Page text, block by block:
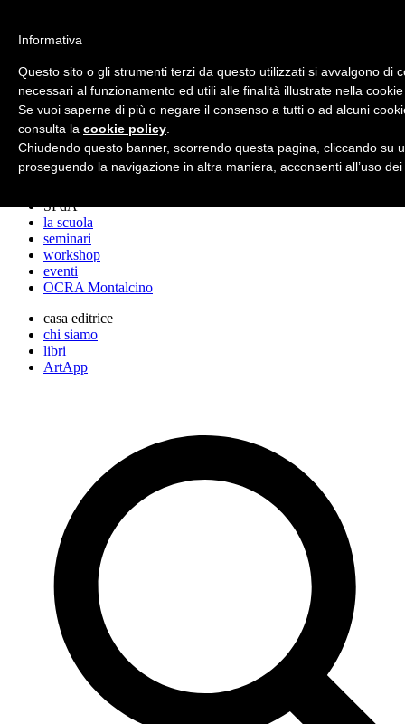
archos
lo studio
progetti
lectures
stampa
SPdA
la scuola
seminari
workshop
eventi
OCRA Montalcino
casa editrice
chi siamo
libri
ArtApp
Informativa
Questo sito o gli strumenti terzi da questo utilizzati si avvalgono di
necessari al funzionamento ed utili alle finalità illustrate nella
Se vuoi saperne di più o negare il consenso a tutti o ad alcuni
consulta la cookie policy
Chiudendo questo banner, scorrendo questa pagina, cliccando su
proseguendo la navigazione in altra maniera, acconsenti all’uso